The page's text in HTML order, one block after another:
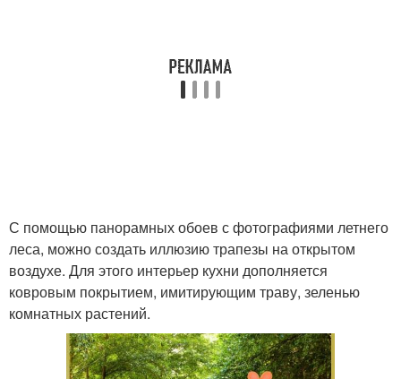
С помощью панорамных обоев с фотографиями летнего
леса, можно создать иллюзию трапезы на открытом
воздухе. Для этого интерьер кухни дополняется
ковровым покрытием, имитирующим траву, зеленью
комнатных растений.